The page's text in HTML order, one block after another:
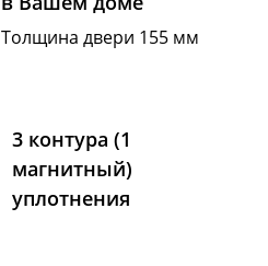
Толщина двери 155 мм
3 контура (1
магнитный)
уплотнения